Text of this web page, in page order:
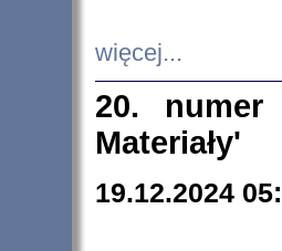
więcej...
20. numer
Materiały'
19.12.2024